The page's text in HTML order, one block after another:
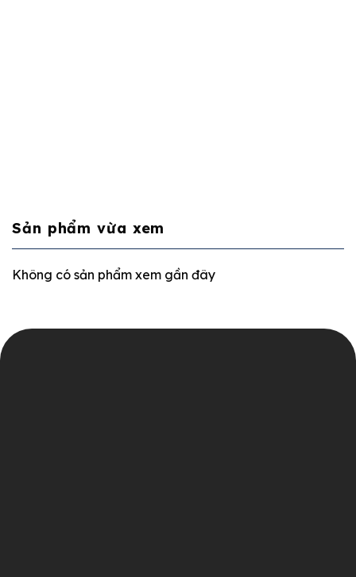
Sản phẩm vừa xem
Không có sản phẩm xem gần đây